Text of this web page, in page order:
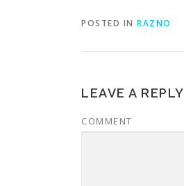
POSTED IN RAZNO
LEAVE A REPLY
COMMENT